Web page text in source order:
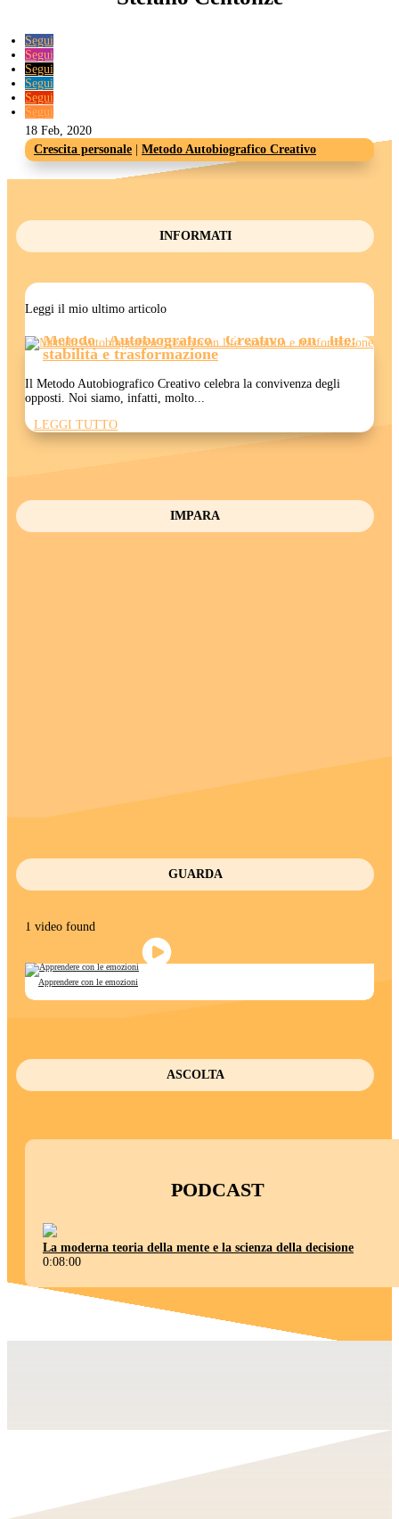
Segui
Segui
Segui
Segui
Segui
Segui
18 Feb, 2020
Crescita personale
Metodo Autobiografico Creativo
INFORMATI
Leggi il mio ultimo articolo
Metodo Autobiografico Creativo on life:
stabilità e trasformazione
Il Metodo Autobiografico Creativo celebra la convivenza degli
opposti. Noi siamo, infatti, molto...
LEGGI TUTTO
IMPARA
GUARDA
1 video found
Apprendere con le emozioni
ASCOLTA
PODCAST
La moderna teoria della mente e la scienza della decisione
0:08:00